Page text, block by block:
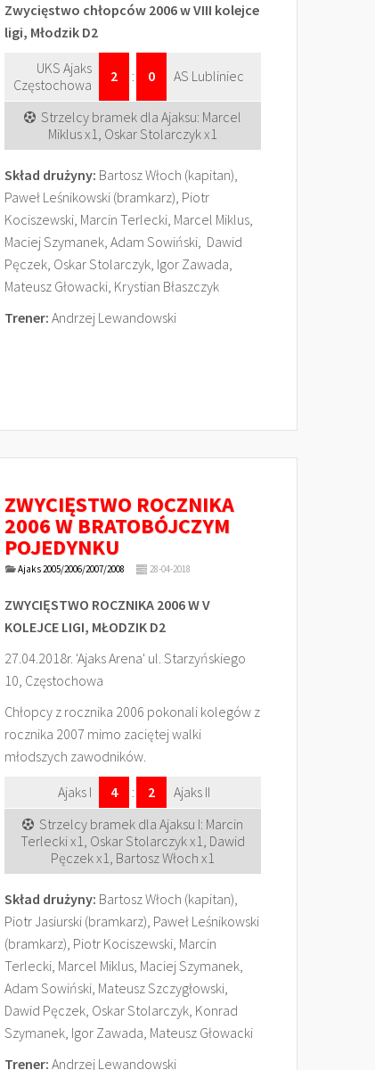
Zwycięstwo chłopców 2006 w VIII kolejce
ligi, Młodzik D2
UKS Ajaks
Częstochowa
2 : 0 AS Lubliniec
Strzelcy bramek dla Ajaksu: Marcel
Miklus x1, Oskar Stolarczyk x1
Skład drużyny: Bartosz Włoch (kapitan),
Paweł Leśnikowski (bramkarz), Piotr
Kociszewski, Marcin Terlecki, Marcel Miklus,
Maciej Szymanek, Adam Sowiński, Dawid
Pęczek, Oskar Stolarczyk, Igor Zawada,
Mateusz Głowacki, Krystian Błaszczyk
Trener: Andrzej Lewandowski
ZWYCIĘSTWO ROCZNIKA
2006 W BRATOBÓJCZYM
POJEDYNKU
Ajaks 2005/2006/2007/2008 28-04-2018
ZWYCIĘSTWO ROCZNIKA 2006 W V
KOLEJCE LIGI, MŁODZIK D2
27.04.2018r. 'Ajaks Arena' ul. Starzyńskiego
10, Częstochowa
Chłopcy z rocznika 2006 pokonali kolegów z
rocznika 2007 mimo zaciętej walki
młodszych zawodników.
Ajaks I
4 : 2
Ajaks II
Strzelcy bramek dla Ajaksu I: Marcin
Terlecki x1, Oskar Stolarczyk x1, Dawid
Pęczek x1, Bartosz Włoch x1
Skład drużyny: Bartosz Włoch (kapitan),
Piotr Jasiurski (bramkarz), Paweł Leśnikowski
(bramkarz), Piotr Kociszewski, Marcin
Terlecki, Marcel Miklus, Maciej Szymanek,
Adam Sowiński, Mateusz Szczygłowski,
Dawid Pęczek, Oskar Stolarczyk, Konrad
Szymanek, Igor Zawada, Mateusz Głowacki
Trener: Andrzej Lewandowski